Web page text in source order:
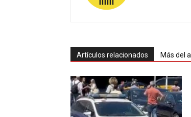
Artículos relacionados Más del